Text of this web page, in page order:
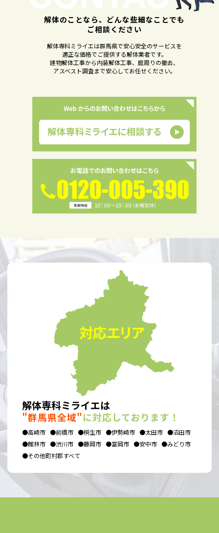
解体のことなら、どんな些細なことでも
ご相談ください
解体専科ミライエは群馬県で安心安全のサービスを
適正な価格でご提供する解体業者です。
建物解体工事から内装解体工事、庭周りの撤去、
アスベスト調査まで安心してお任せください。
解体専科ミライエは
"群馬県全域"に対応しております！
●高崎市 ●前橋市 ●桐生市 ●伊勢崎市 ●太田市 ●沼田市
●館林市 ●渋川市 ●藤岡市 ●富岡市 ●安中市 ●みどり市
●その他町村郡すべて